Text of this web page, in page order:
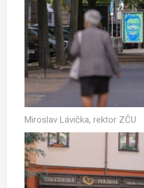
Miroslav Lávička, rektor ZČU